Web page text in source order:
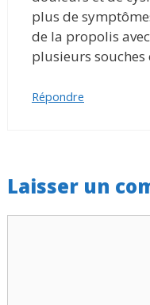
plus de
de la propolis
plusieurs souches
Répondre
Laisser un